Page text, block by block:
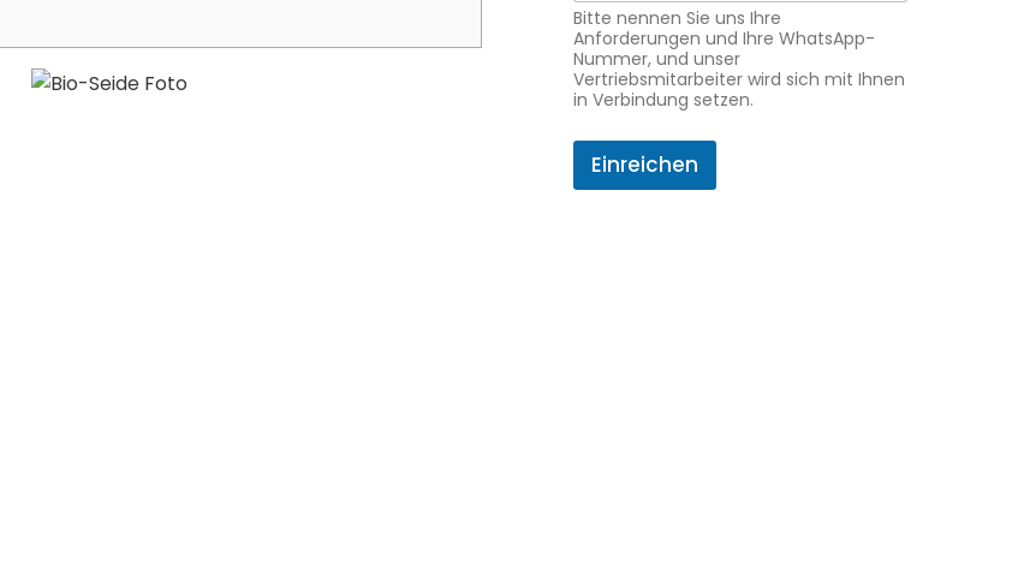
e
A
n
f
r
g
Bitte nennen Sie uns Ihre
Anforderungen und Ihre WhatsApp-
Nummer, und unser
Vertriebsmitarbeiter wird sich mit Ihnen
in Verbindung setzen.
Einreichen